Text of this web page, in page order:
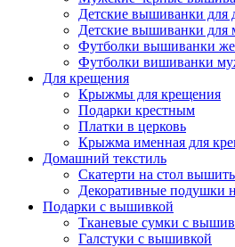
Детские вышиванки для
Детские вышиванки для
Футболки вышиванки
Футболки вишиванки
Для крещения
Крыжмы для крещения
Подарки крестным
Платки в церковь
Крыжма именная для
Домашний текстиль
Скатерти на стол
Декоративные подушки
Подарки с вышивкой
Тканевые сумки с
Галстуки с вышивкой